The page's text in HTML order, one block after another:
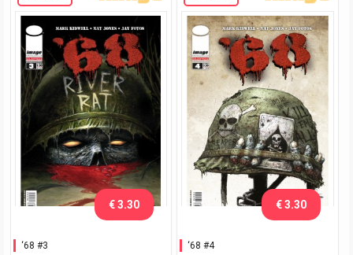
‘68 #3
€ 3.30
‘68 #4
€ 3.30